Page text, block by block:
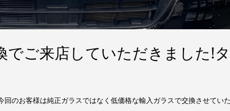
でご来店していただきました!タ
のお客様は純正ガラスではなく低価格な輸入ガラスで交換させてい